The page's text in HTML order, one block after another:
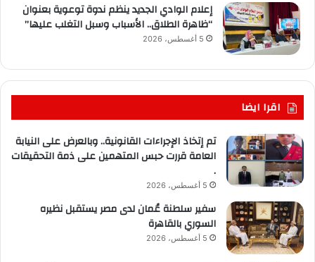
إعلام الوادي الجديد ينظم ندوة توعوية بعنوان
“ظاهرة الطلاق.. الأسباب وسبل التغلب عليها”
5 أغسطس، 2026
اقرا ايضا
تم إتخاذ الإجراءات القانونية.. وبالعرض على النيابة
العامة قررت حبس المتهمين على ذمة التحقيقات
.
5 أغسطس، 2026
سفير سلطنة عُمان لدى مصر يستقبل نظيره
السوري بالقاهرة
5 أغسطس، 2026